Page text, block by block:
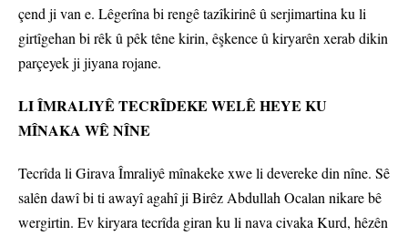
çend ji van e. Lêgerîna bi rengê tazîkirinê û serjimartina ku li
girtîgehan bi rêk û pêk têne kirin, êşkence û kiryarên xerab dikin
parçeyek ji jiyana rojane.
LI ÎMRALIYÊ TECRÎDEKE WELÊ HEYE KU
MÎNAKA WÊ NÎNE
Tecrîda li Girava Îmraliyê mînakeke xwe li devereke din nîne. Sê
salên dawî bi ti awayî agahî ji Birêz Abdullah Ocalan nikare bê
wergirtin. Ev kiryara tecrîda giran ku li nava civaka Kurd, hêzên